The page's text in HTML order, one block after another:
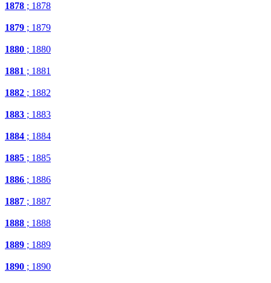
1878 ; 1878
1879 ; 1879
1880 ; 1880
1881 ; 1881
1882 ; 1882
1883 ; 1883
1884 ; 1884
1885 ; 1885
1886 ; 1886
1887 ; 1887
1888 ; 1888
1889 ; 1889
1890 ; 1890